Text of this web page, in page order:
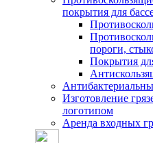
покрытия для
пороги,
Покрытия
Изготовление
логотипом
Аренда входных